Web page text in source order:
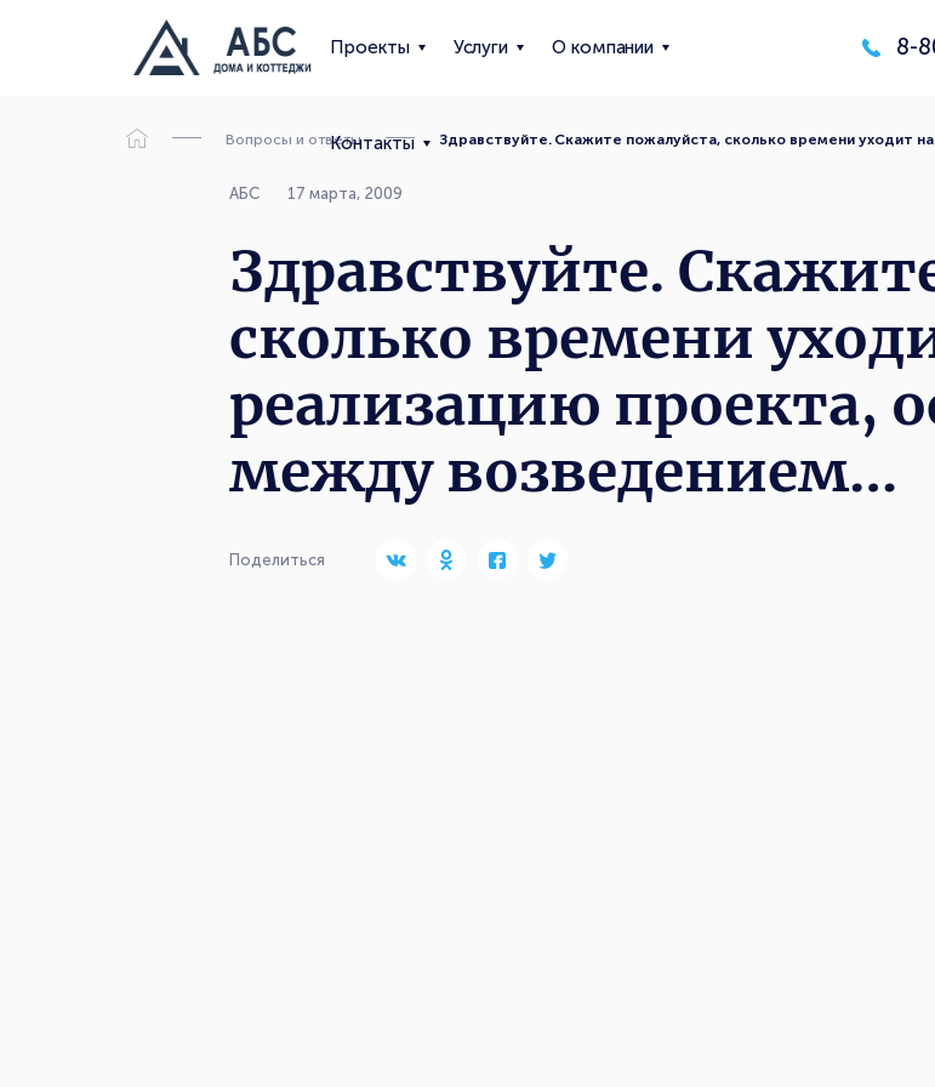
Проекты Услуги О компании
Контакты
8-
Вопросы и ответы Здравствуйте. Скажите пожалуйста, сколько времени уходит
АБС 17 марта, 2009
Здравствуйте.
сколько времени
реализацию проекта,
между возведением…
Поделиться